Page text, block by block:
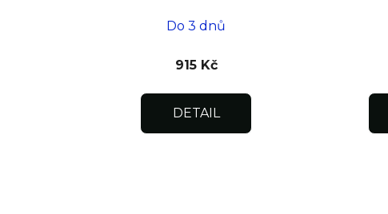
Do 3 dnů
915 Kč
DETAIL